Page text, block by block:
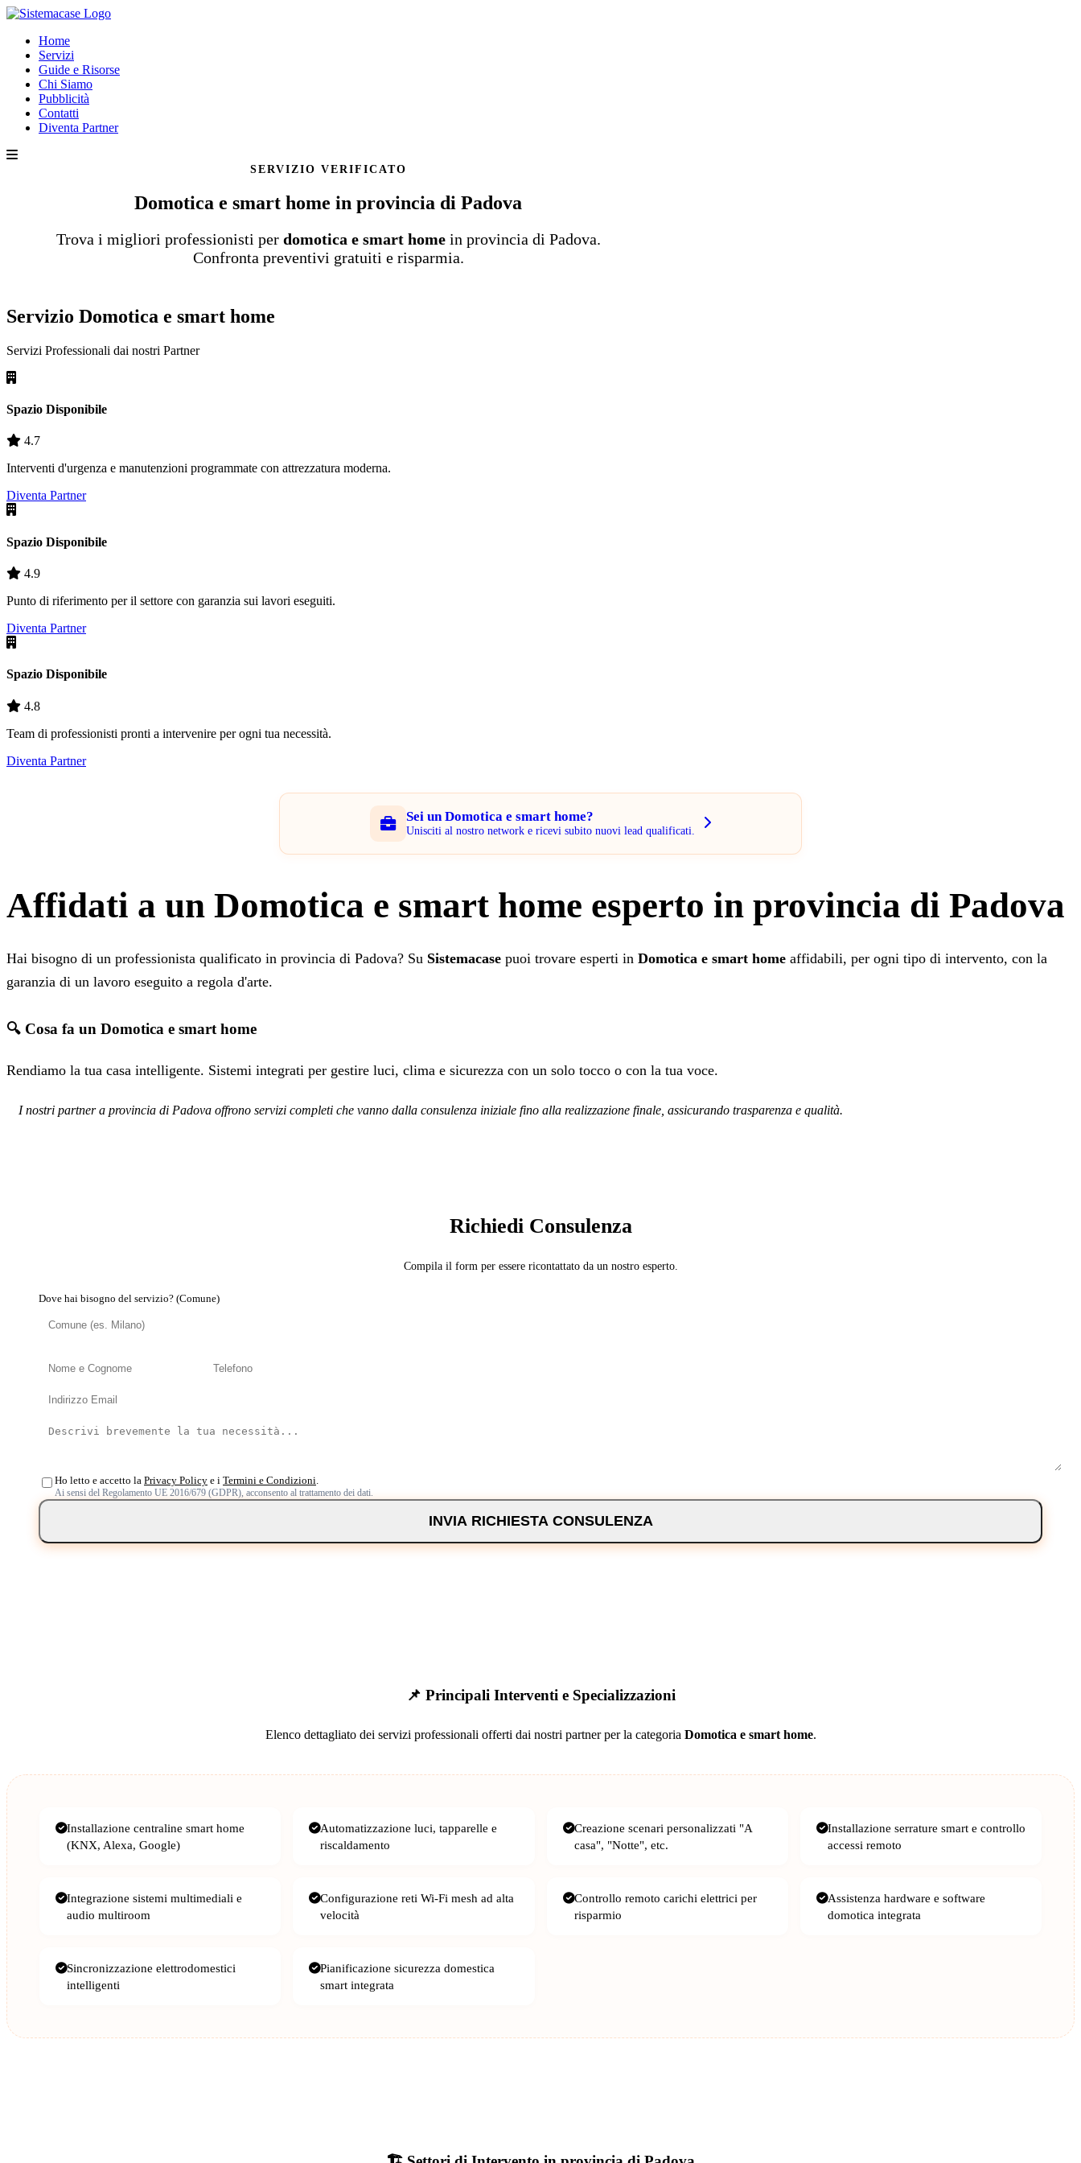
Home
Servizi
Guide e Risorse
Chi Siamo
Pubblicità
Contatti
Diventa Partner
SERVIZIO VERIFICATO
Domotica e smart home in provincia di Padova
Trova i migliori professionisti per domotica e smart home in provincia di Padova.
Confronta preventivi gratuiti e risparmia.
Servizio Domotica e smart home
Servizi Professionali dai nostri Partner
Spazio Disponibile
4.7
Interventi d'urgenza e manutenzioni programmate con attrezzatura moderna.
Diventa Partner
Spazio Disponibile
4.9
Punto di riferimento per il settore con garanzia sui lavori eseguiti.
Diventa Partner
Spazio Disponibile
4.8
Team di professionisti pronti a intervenire per ogni tua necessità.
Diventa Partner
Sei un Domotica e smart home?
Unisciti al nostro network e ricevi subito nuovi lead qualificati.
Affidati a un Domotica e smart home esperto in provincia di Padova
Hai bisogno di un professionista qualificato in provincia di Padova? Su Sistemacase puoi trovare esperti in Domotica e smart home affidabili, per ogni tipo di intervento, con la
garanzia di un lavoro eseguito a regola d'arte.
🔍 Cosa fa un Domotica e smart home
Rendiamo la tua casa intelligente. Sistemi integrati per gestire luci, clima e sicurezza con un solo tocco o con la tua voce.
I nostri partner a provincia di Padova offrono servizi completi che vanno dalla consulenza iniziale fino alla realizzazione finale, assicurando trasparenza e qualità.
Richiedi Consulenza
Compila il form per essere ricontattato da un nostro esperto.
Dove hai bisogno del servizio? (Comune)
Ho letto e accetto la Privacy Policy e i Termini e Condizioni
Ai sensi del Regolamento UE 2016/679 (GDPR), acconsento al trattamento dei dati.
INVIA RICHIESTA CONSULENZA
📌 Principali Interventi e Specializzazioni
Elenco dettagliato dei servizi professionali offerti dai nostri partner per la categoria Domotica e smart home.
Installazione centraline smart home
(KNX, Alexa, Google)
Automatizzazione luci, tapparelle e
riscaldamento
Creazione scenari personalizzati "A
casa", "Notte", etc.
Installazione serrature smart e controllo
accessi remoto
Integrazione sistemi multimediali e
audio multiroom
Configurazione reti Wi-Fi mesh ad alta
velocità
Controllo remoto carichi elettrici per
risparmio
Assistenza hardware e software
domotica integrata
Sincronizzazione elettrodomestici
intelligenti
Pianificazione sicurezza domestica
smart integrata